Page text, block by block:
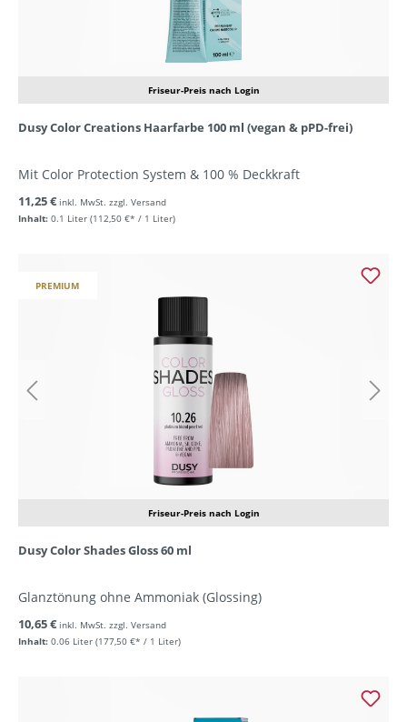
Friseur-Preis nach Login
Dusy Color Creations Haarfarbe 100 ml (vegan & pPD-frei)
Mit Color Protection System & 100 % Deckkraft
Inhalt: 0.1 Liter (112,50 €* / 1 Liter)
11,25 € inkl. MwSt. zzgl. Versand
Friseur-Preis nach Login
PREMIUM
Dusy Color Shades Gloss 60 ml
Glanztönung ohne Ammoniak (Glossing)
Inhalt: 0.06 Liter (177,50 €* / 1 Liter)
10,65 € inkl. MwSt. zzgl. Versand